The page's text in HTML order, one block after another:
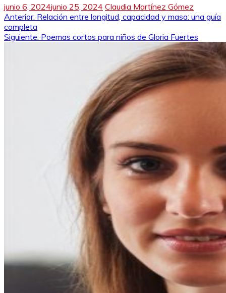
junio 6, 2024junio 25, 2024 Claudia Martínez Gómez
Navegación
de
Anterior: Relación entre longitud, capacidad y masa: una guía
completa
Siguiente: Poemas cortos para niños de Gloria Fuertes